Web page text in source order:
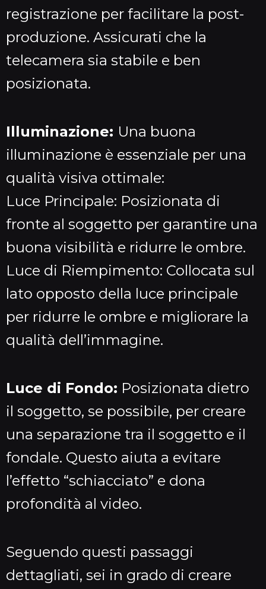
registrazione per facilitare la post-
produzione. Assicurati che la
telecamera sia stabile e ben
posizionata.
Illuminazione: Una buona
illuminazione è essenziale per una
qualità visiva ottimale:
Luce Principale: Posizionata di
fronte al soggetto per garantire una
buona visibilità e ridurre le ombre.
Luce di Riempimento: Collocata sul
lato opposto della luce principale
per ridurre le ombre e migliorare la
qualità dell’immagine.
Luce di Fondo: Posizionata dietro
il soggetto, se possibile, per creare
una separazione tra il soggetto e il
fondale. Questo aiuta a evitare
l’effetto “schiacciato” e dona
profondità al video.
Seguendo questi passaggi
dettagliati, sei in grado di creare